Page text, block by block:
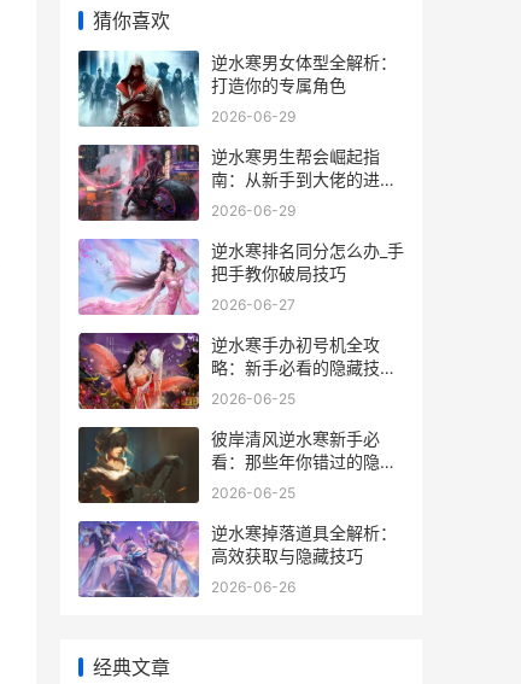
猜你喜欢
逆水寒男女体型全解析：
打造你的专属角色
2026-06-29
逆水寒男生帮会崛起指
南：从新手到大佬的进阶
秘籍
2026-06-29
逆水寒排名同分怎么办_手
把手教你破局技巧
2026-06-27
逆水寒手办初号机全攻
略：新手必看的隐藏技巧
与实战经验
2026-06-25
彼岸清风逆水寒新手必
看：那些年你错过的隐藏
副本与心法搭配
2026-06-25
逆水寒掉落道具全解析：
高效获取与隐藏技巧
2026-06-26
经典文章